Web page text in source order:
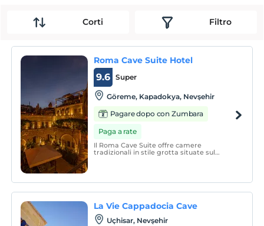
Corti Filtro
Roma Cave Suite Hotel
Super
9.6
Göreme, Kapadokya, Nevşehir
Pagare dopo con Zumbara
Paga a rate
Il Roma Cave Suite offre camere
tradizionali in stile grotta situate sul
La Vie Cappadocia Cave
Uçhisar, Nevşehir